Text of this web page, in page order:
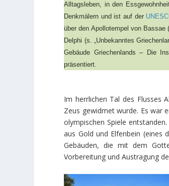
Alltagsleben, in den
Denkmälern und ist auf der
über den Apollotempel von Bassae
Delphi (s. „Unbekanntes
Gebäude Griechenlands – Die
präsentiert.
Im herrlichen Tal des Flusses
Zeus gewidmet wurde. Es war
olympischen Spiele entstanden.
aus Gold und Elfenbein (eines
Gebäuden, die mit dem
Vorbereitung und Austragung